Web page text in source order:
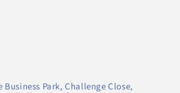
Business Park, Challenge Close,